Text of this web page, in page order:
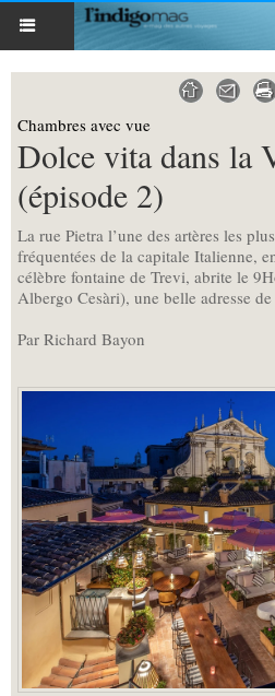
Chambres avec vue
Dolce vita dans la
(épisode 2)
La rue Pietra l’une des artères les
fréquentées de la capitale Italienne,
célèbre fontaine de Trevi, abrite le
Albergo Cesàri), une belle adresse
Par Richard Bayon